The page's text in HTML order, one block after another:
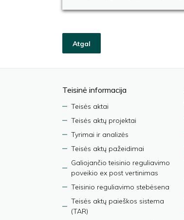
Atgal
Teisinė informacija
Teisės aktai
Teisės aktų projektai
Tyrimai ir analizės
Teisės aktų pažeidimai
Galiojančio teisinio reguliavimo
poveikio ex post vertinimas
Teisinio reguliavimo stebėsena
Teisės aktų paieškos sistema
(TAR)